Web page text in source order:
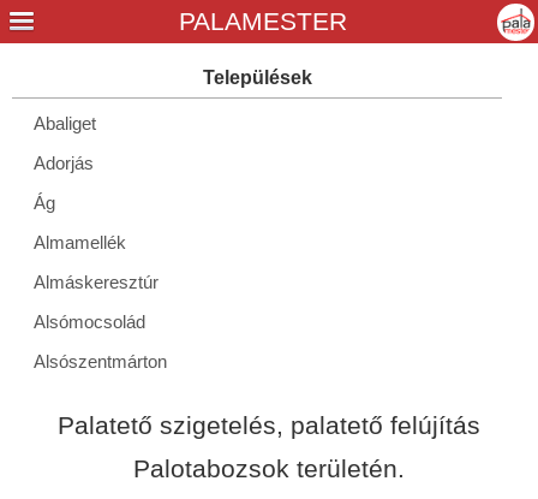
Abaliget
Adorjás
Ág
Almamellék
Almáskeresztúr
Alsómocsolád
Alsószentmárton
Aranyosgadány
Palatető szigetelés, palatető felújítás
Palotabozsok területén.